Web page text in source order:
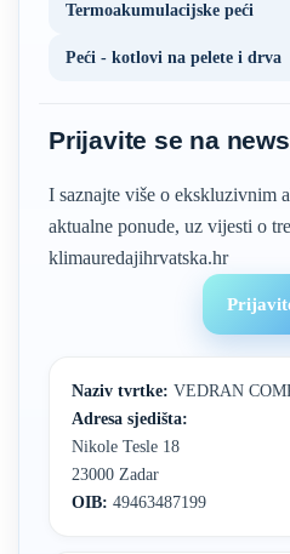
Termoakumulacijske peći
Peći - kotlovi na pelete i drva
Prijavite se na
I saznajte više o ekskluzivnim
aktualne ponude, uz vijesti o
klimauredajihrvatska.hr
Naziv tvrtke: VEDRAN
Adresa sjedišta:
Nikole Tesle 18
23000 Zadar
OIB: 49463487199